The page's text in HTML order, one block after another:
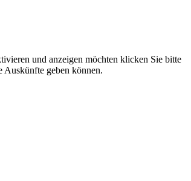
und anzeigen möchten klicken Sie bitte
geben können.